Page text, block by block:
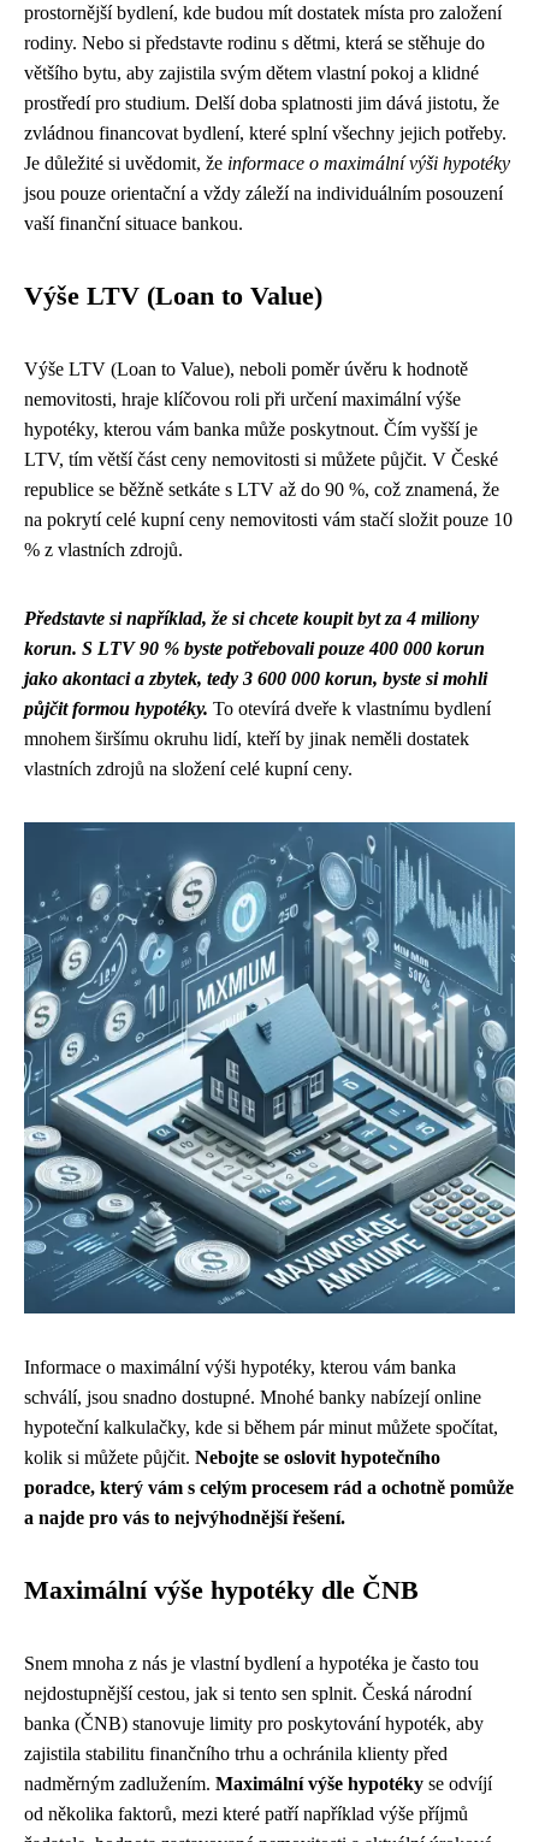
prostornější bydlení, kde budou mít dostatek místa pro založení
rodiny. Nebo si představte rodinu s dětmi, která se stěhuje do
většího bytu, aby zajistila svým dětem vlastní pokoj a klidné
prostředí pro studium. Delší doba splatnosti jim dává jistotu, že
zvládnou financovat bydlení, které splní všechny jejich potřeby.
Je důležité si uvědomit, že informace o maximální výši hypotéky
jsou pouze orientační a vždy záleží na individuálním posouzení
vaší finanční situace bankou.
Výše LTV (Loan to Value)
Výše LTV (Loan to Value), neboli poměr úvěru k hodnotě
nemovitosti, hraje klíčovou roli při určení maximální výše
hypotéky, kterou vám banka může poskytnout. Čím vyšší je
LTV, tím větší část ceny nemovitosti si můžete půjčit. V České
republice se běžně setkáte s LTV až do 90 %, což znamená, že
na pokrytí celé kupní ceny nemovitosti vám stačí složit pouze 10
% z vlastních zdrojů.
Představte si například, že si chcete koupit byt za 4 miliony
korun. S LTV 90 % byste potřebovali pouze 400 000 korun
jako akontaci a zbytek, tedy 3 600 000 korun, byste si mohli
půjčit formou hypotéky. To otevírá dveře k vlastnímu bydlení
mnohem širšímu okruhu lidí, kteří by jinak neměli dostatek
vlastních zdrojů na složení celé kupní ceny.
Informace o maximální výši hypotéky, kterou vám banka
schválí, jsou snadno dostupné. Mnohé banky nabízejí online
hypoteční kalkulačky, kde si během pár minut můžete spočítat,
kolik si můžete půjčit. Nebojte se oslovit hypotečního
poradce, který vám s celým procesem rád a ochotně pomůže
a najde pro vás to nejvýhodnější řešení.
Maximální výše hypotéky dle ČNB
Snem mnoha z nás je vlastní bydlení a hypotéka je často tou
nejdostupnější cestou, jak si tento sen splnit. Česká národní
banka (ČNB) stanovuje limity pro poskytování hypoték, aby
zajistila stabilitu finančního trhu a ochránila klienty před
nadměrným zadlužením. Maximální výše hypotéky se odvíjí
od několika faktorů, mezi které patří například výše příjmů